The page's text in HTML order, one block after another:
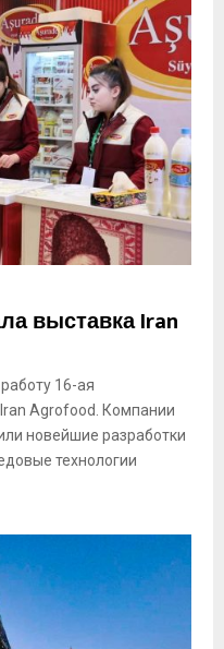
выставка Iran
16-ая
Agrofood. Компании
новейшие разработки
технологии